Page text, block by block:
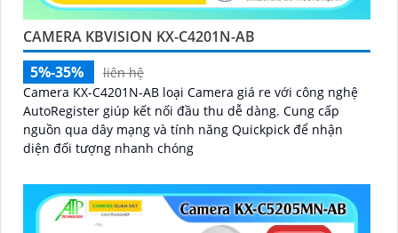
CAMERA KBVISION KX-C4201N-AB
5%-35%
liên hệ
Camera KX-C4201N-AB loại Camera giá re với công nghệ
AutoRegister giúp kết nối đầu thu dễ dàng. Cung cấp
nguồn qua dây mạng và tính năng Quickpick để nhận
diện đối tượng nhanh chóng